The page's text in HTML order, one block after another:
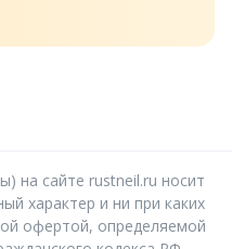
на сайте rustneil.ru носит
характер и ни при каких
офертой, определяемой